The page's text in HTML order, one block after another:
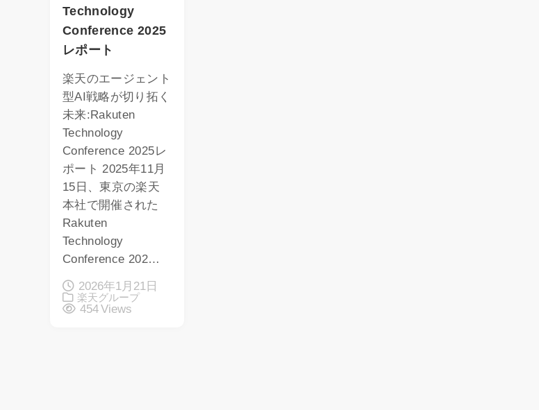
Technology
Conference 2025
レポート
楽天のエージェント
型AI戦略が切り拓く
未来:Rakuten
Technology
Conference 2025レ
ポート 2025年11月
15日、東京の楽天
本社で開催された
Rakuten
Technology
Conference 202…
2026年1月21日
楽天グループ
454 Views